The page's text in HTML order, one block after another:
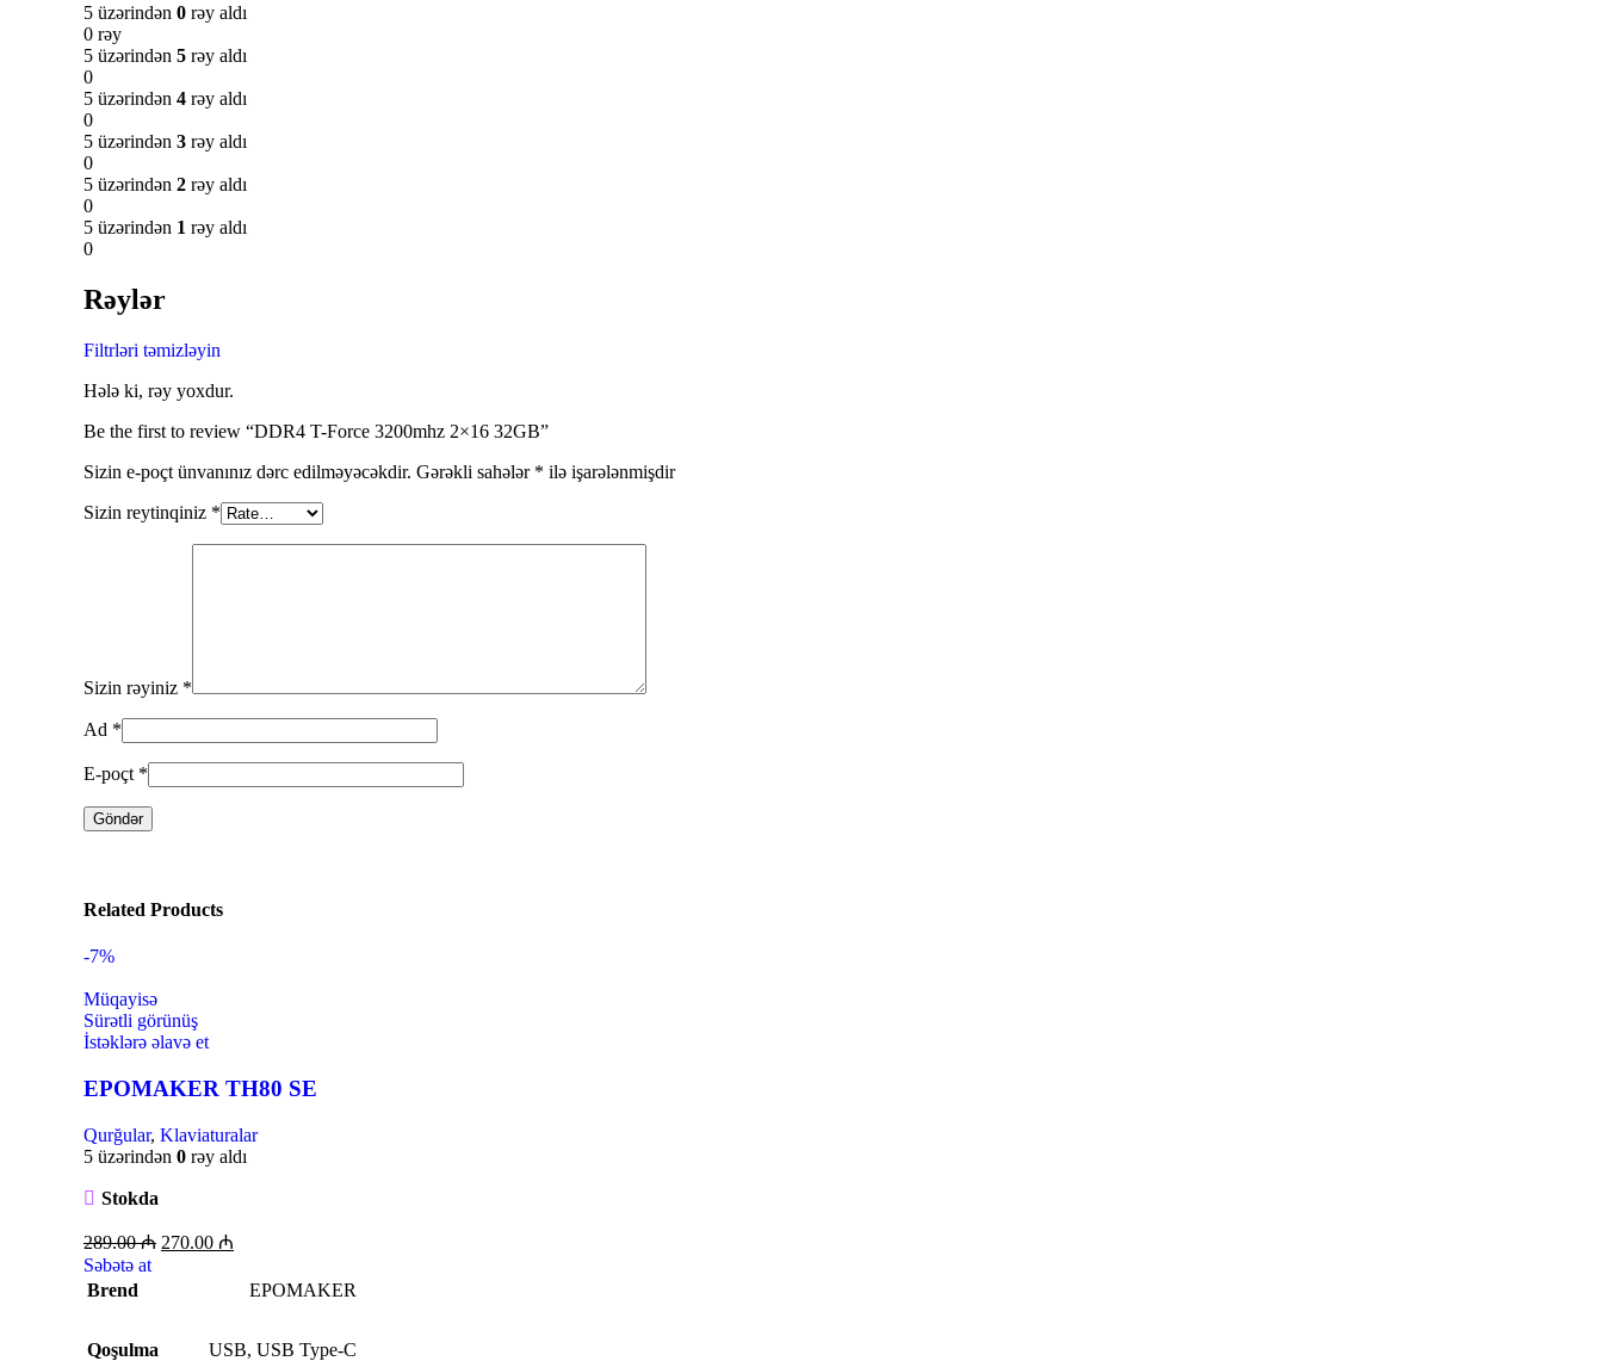
5 üzərindən 0 rəy aldı
0 rəy
5 üzərindən 5 rəy aldı
0
5 üzərindən 4 rəy aldı
0
5 üzərindən 3 rəy aldı
0
5 üzərindən 2 rəy aldı
0
5 üzərindən 1 rəy aldı
0
Rəylər
Filtrləri təmizləyin
Hələ ki, rəy yoxdur.
Be the first to review “DDR4 T-Force 3200mhz 2×16 32GB”
Sizin e-poçt ünvanınız dərc edilməyəcəkdir. Gərəkli sahələr * ilə işarələnmişdir
Sizin reytinqiniz *
Sizin rəyiniz *
Ad *
E-poçt *
Related Products
-7%
Müqayisə
Sürətli görünüş
İstəklərə əlavə et
EPOMAKER TH80 SE
Qurğular, Klaviaturalar
5 üzərindən 0 rəy aldı
Stokda
289.00₼ 270.00 ₼
Səbətə at
Brend
EPOMAKER
Qoşulma USB, USB Type-C